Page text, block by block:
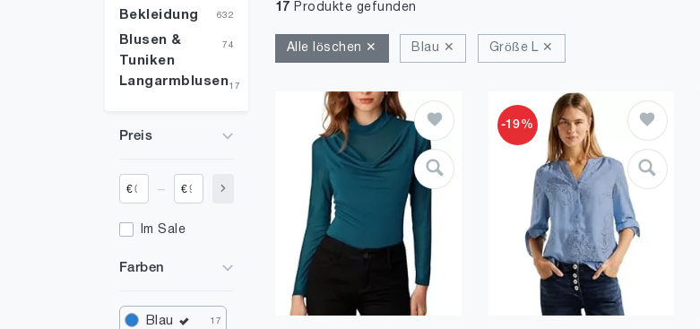
Bekleidung 632
Blusen &
Tuniken
74
Langarmblusen17
Preis
€ €
Im Sale
Farben
Blau 17
17 Produkte gefunden
Alle löschen ✕ Blau ✕ Größe L ✕
-19%